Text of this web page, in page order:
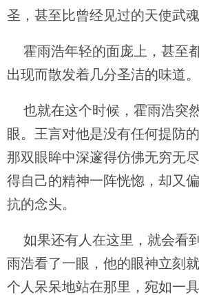
圣，甚至比曾经见过的天使武
霍雨浩年轻的面庞上，甚至
出现而散发着几分圣洁的味道。
也就在这个时候，霍雨浩突
眼。王言对他是没有任何提防
那双眼眸中深邃得仿佛无穷无
得自己的精神一阵恍惚，却又
抗的念头。
如果还有人在这里，就会看
雨浩看了一眼，他的眼神立刻
个人呆呆地站在那里，宛如一